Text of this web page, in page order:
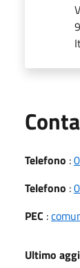
Telefono :
Telefono :
PEC :
Ultimo